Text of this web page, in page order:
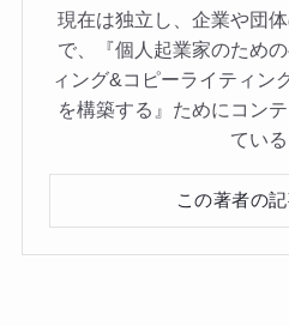
現在は独立し、企業や団
で、『個人起業家のため
ィング&コピーライティン
を構築する』ためにコン
ている
この著者の